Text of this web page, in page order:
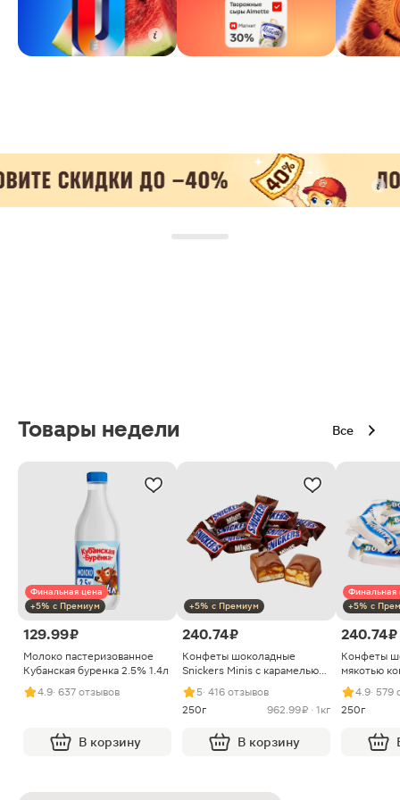
Товары недели Все
Финальная цена
+5% с Премиум
129.99 ₽
Молоко пастеризованное
Кубанская буренка 2.5% 1.4л
4.9· 637 отзывов
В корзину
+5% с Премиум
240.74 ₽
Конфеты шоколадные
Snickers Minis с карамелью
арахисом и нугой
5· 416 отзывов
250г
962.99 ₽ · 1кг
В корзину
Финальная
+5% с
240.74 ₽
Конфеты
мякотью
4.9· 579
250г